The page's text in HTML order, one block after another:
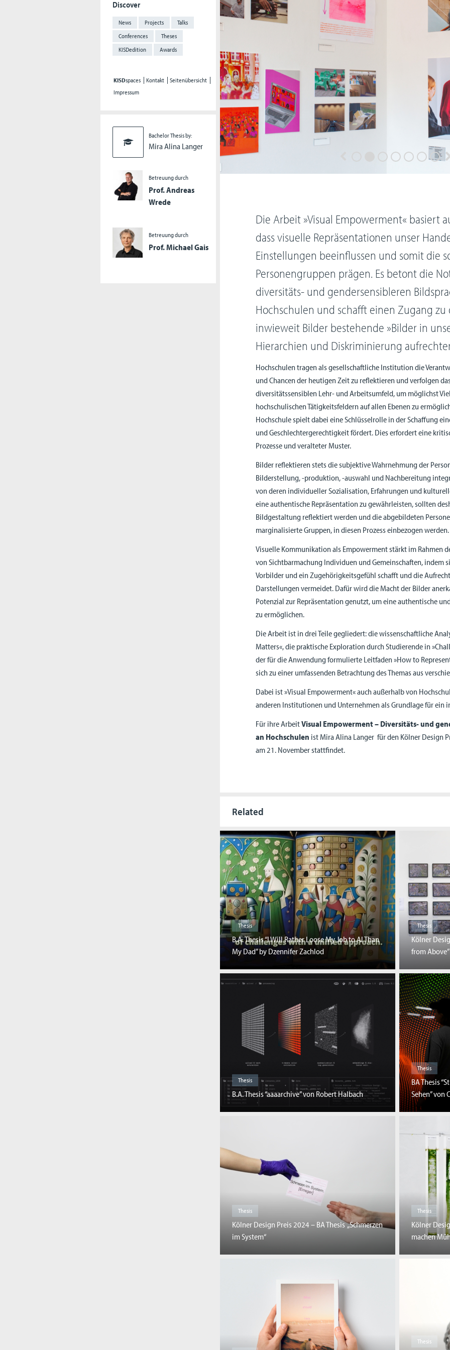
Discover
News Projects
Talks
Conferences
Theses
KISDedition
Awards
KISDspaces Kontakt
Seitenübersicht
Impressum
Bachelor Thesis by:
Mira Alina Langer
Betreuung durch
Prof. Andreas
Wrede
Betreuung durch
Prof. Michael Gais
Die Arbeit »Visual Empowerment« basiert
dass visuelle Repräsentationen unser
Einstellungen beeinflussen und somit die
Personengruppen prägen. Es betont die
diversitäts- und gendersensibleren
Hochschulen und schafft einen Zugang zu
inwieweit Bilder bestehende »Bilder in
Hierarchien und Diskriminierung
Hochschulen tragen als gesellschaftliche Institution die
und Chancen der heutigen Zeit zu reflektieren und verfolgen
diversitätssensiblen Lehr- und Arbeitsumfeld, um möglichst
hochschulischen Tätigkeitsfeldern auf allen Ebenen zu
Hochschule spielt dabei eine Schlüsselrolle in der Schaffung
und Geschlechtergerechtigkeit fördert. Dies erfordert eine
Prozesse und veralteter Muster.
Bilder reflektieren stets die subjektive Wahrnehmung der
Bilderstellung, -produktion, -auswahl und Nachbereitung
von deren individueller Sozialisation, Erfahrungen und
eine authentische Repräsentation zu gewährleisten, sollten
Bildgestaltung reflektiert werden und die abgebildeten
marginalisierte Gruppen, in diesen Prozess einbezogen werden.
Visuelle Kommunikation als Empowerment stärkt im Rahmen
von Sichtbarmachung Individuen und Gemeinschaften, indem
Vorbilder und ein Zugehörigkeitsgefühl schafft und die
Darstellungen vermeidet. Dafür wird die Macht der Bilder
Potenzial zur Repräsentation genutzt, um eine authentische
zu ermöglichen.
Die Arbeit ist in drei Teile gegliedert: die wissenschaftliche
Matters«, die praktische Exploration durch Studierende in
der für die Anwendung formulierte Leitfaden »How to
sich zu einer umfassenden Betrachtung des Themas aus
Dabei ist »Visual Empowerment« auch außerhalb von
anderen Institutionen und Unternehmen als Grundlage für ein
Für ihre ArbeitVisual Empowerment – Diversitäts- und
an Hochschulen ist Mira Alina Langer für den Kölner Design
am 21. November stattfindet.
Related
Thesis
B.A. Thesis “I Will Rather Loose My Job to AI Than
My Dad” by Dzennifer Zachlod
Thesis
Kölner
from Above”
Thesis
B.A. Thesis “aaaarchive” von Robert Halbach
Thesis
BA Thesis
Sehen” von
Thesis
Kölner Design Preis 2024 – BA Thesis „Schmerzen
im System“
Thesis
Kölner
machen
Thesis